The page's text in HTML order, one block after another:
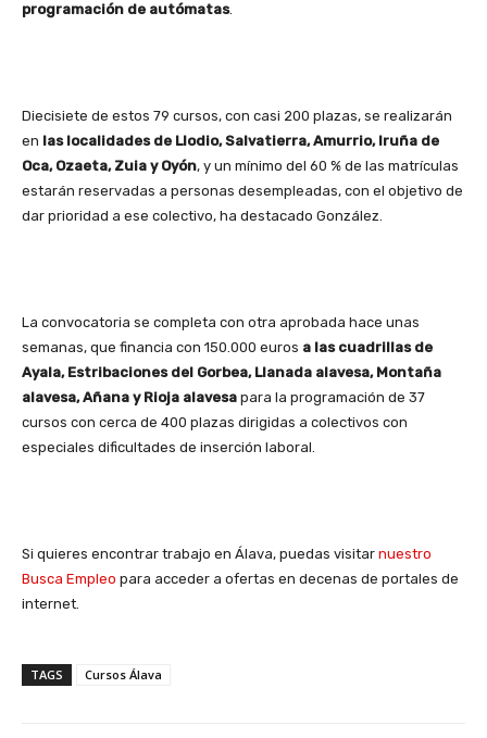
programación de autómatas.
Diecisiete de estos 79 cursos, con casi 200 plazas, se realizarán
en las localidades de Llodio, Salvatierra, Amurrio, Iruña de
Oca, Ozaeta, Zuia y Oyón, y un mínimo del 60 % de las matrículas
estarán reservadas a personas desempleadas, con el objetivo de
dar prioridad a ese colectivo, ha destacado González.
La convocatoria se completa con otra aprobada hace unas
semanas, que financia con 150.000 euros a las cuadrillas de
Ayala, Estribaciones del Gorbea, Llanada alavesa, Montaña
alavesa, Añana y Rioja alavesa para la programación de 37
cursos con cerca de 400 plazas dirigidas a colectivos con
especiales dificultades de inserción laboral.
Si quieres encontrar trabajo en Álava, puedas visitar nuestro
Busca Empleo para acceder a ofertas en decenas de portales de
internet.
TAGS Cursos Álava